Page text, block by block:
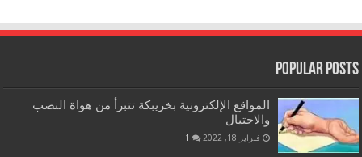
Popular Posts
المواقع الإلكترونية بخريبكة تتبرأ من هواة النصب
والاحتيال
فبراير 18, 2022 1